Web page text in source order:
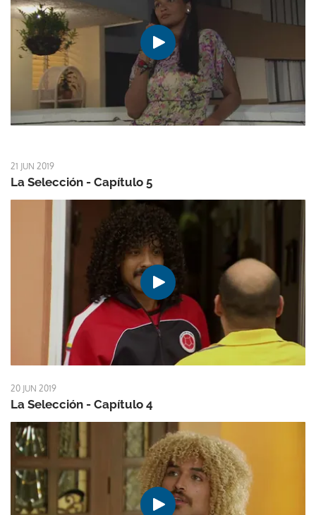
21 JUN 2019
La Selección - Capítulo 5
20 JUN 2019
La Selección - Capítulo 4